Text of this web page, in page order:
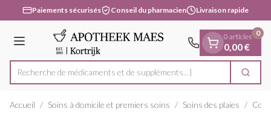
Aller au contenu
1 de 1
Paiements sécurisés Conseil du pharmacien Livraison rapide
Menu
Rechercher
Recherche de médicaments et
0 articles
0,00 €
0
Accueil / Soins à domicile et premiers soins / Soins des plaies /